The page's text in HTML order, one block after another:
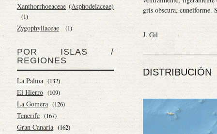
Xanthorrhoeaceae (Asphodelaceae)
(1)
Zygophyllaceae (1)
POR ISLAS /
REGIONES
La Palma (132)
El Hierro (109)
La Gomera (126)
Tenerife (167)
Gran Canaria (162)
gris obscura, cuneiforme.
J. Gil
DISTRIBUCIÓN